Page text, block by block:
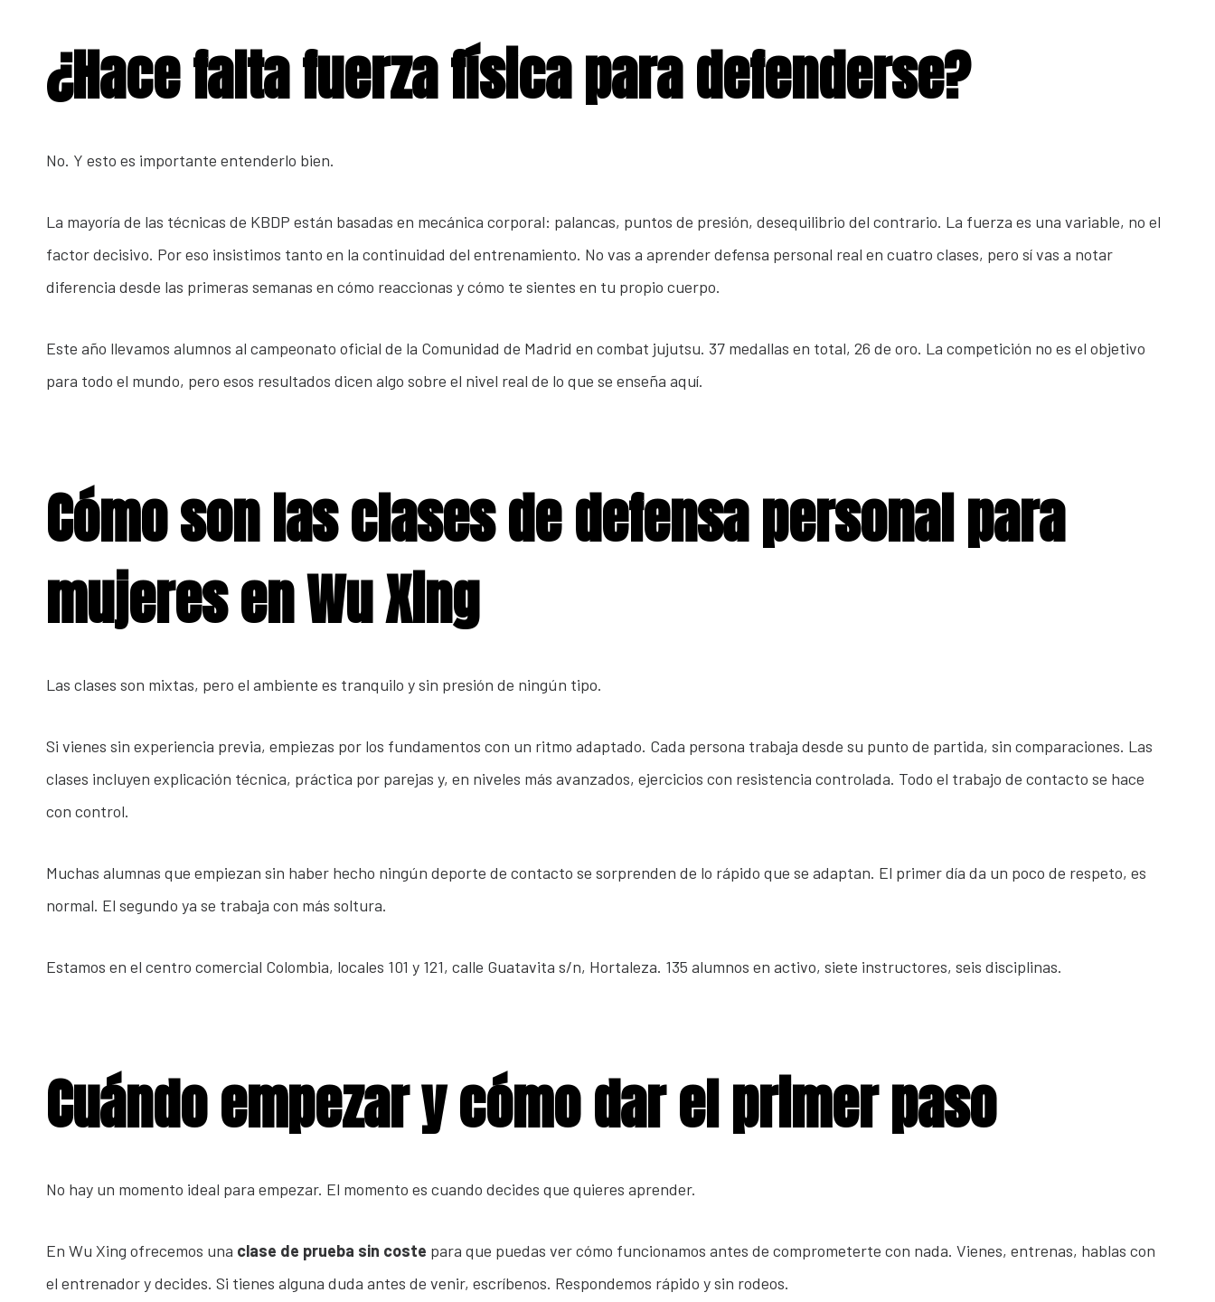
¿Hace falta fuerza física para defenderse?
No. Y esto es importante entenderlo bien.
La mayoría de las técnicas de KBDP están basadas en mecánica corporal: palancas, puntos de presión, desequilibrio del contrario. La fuerza es una variable, no el
factor decisivo. Por eso insistimos tanto en la continuidad del entrenamiento. No vas a aprender defensa personal real en cuatro clases, pero sí vas a notar
diferencia desde las primeras semanas en cómo reaccionas y cómo te sientes en tu propio cuerpo.
Este año llevamos alumnos al campeonato oficial de la Comunidad de Madrid en combat jujutsu. 37 medallas en total, 26 de oro. La competición no es el objetivo
para todo el mundo, pero esos resultados dicen algo sobre el nivel real de lo que se enseña aquí.
Cómo son las clases de defensa personal para
mujeres en Wu Xing
Las clases son mixtas, pero el ambiente es tranquilo y sin presión de ningún tipo.
Si vienes sin experiencia previa, empiezas por los fundamentos con un ritmo adaptado. Cada persona trabaja desde su punto de partida, sin comparaciones. Las
clases incluyen explicación técnica, práctica por parejas y, en niveles más avanzados, ejercicios con resistencia controlada. Todo el trabajo de contacto se hace
con control.
Muchas alumnas que empiezan sin haber hecho ningún deporte de contacto se sorprenden de lo rápido que se adaptan. El primer día da un poco de respeto, es
normal. El segundo ya se trabaja con más soltura.
Estamos en el centro comercial Colombia, locales 101 y 121, calle Guatavita s/n, Hortaleza. 135 alumnos en activo, siete instructores, seis disciplinas.
Cuándo empezar y cómo dar el primer paso
No hay un momento ideal para empezar. El momento es cuando decides que quieres aprender.
En Wu Xing ofrecemos una clase de prueba sin coste para que puedas ver cómo funcionamos antes de comprometerte con nada. Vienes, entrenas, hablas con
el entrenador y decides. Si tienes alguna duda antes de venir, escríbenos. Respondemos rápido y sin rodeos.